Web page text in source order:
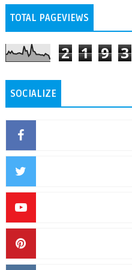
TOTAL PAGEVIEWS
2 1 9 3
SOCIALIZE